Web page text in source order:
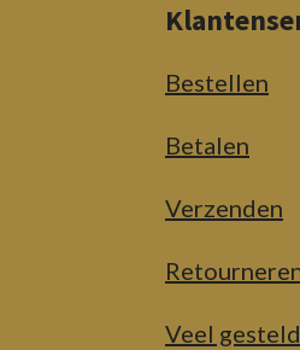
Bestellen
Betalen
Verzenden
Veel